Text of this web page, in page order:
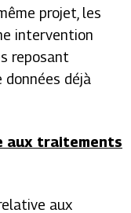
projet, les
intervention
reposant
déjà
aux traitements
aux